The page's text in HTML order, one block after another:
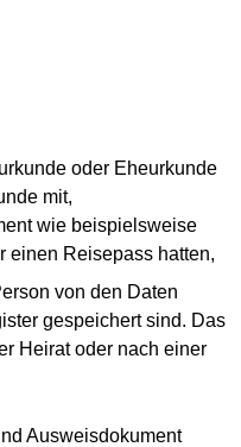
oder Eheurkunde
mit,
wie beispielsweise
einen Reisepass hatten,
von den Daten
gespeichert sind. Das
Heirat oder nach einer
Ausweisdokument